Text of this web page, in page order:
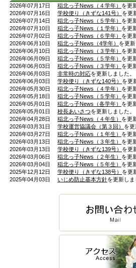
2026年07月17日 稲北っ子News（４学年） を更
2026年07月16日 学校便り（きずな141号） を更
2026年07月14日 稲北っ子News（５学年） を更
2026年07月10日 稲北っ子News（１学年） を更
2026年07月02日 稲北っ子News（６学年） を更
2026年06月10日 稲北っ子News（4学年） を更新
2026年06月10日 稲北っ子News（３学年） を更
2026年06月09日 稲北っ子News（５学年） を更
2026年06月03日 稲北っ子News（３学年） を更
2026年06月03日 非常時の対応を更新しました。
2026年06月03日 学校便り（きずな140号） を更
2026年05月30日 稲北っ子News（４学年） を更
2026年05月18日 稲北っ子News（５学年） を更
2026年05月01日 稲北っ子News（各学年） を更
2026年05月01日 校長あいさつを更新しました。
2026年04月28日 稲北っ子News（４年生） を更
2026年03月31日 学校運営協議会（第３回） を
2026年03月27日 稲北っ子News（１年生） を更
2026年03月13日 稲北っ子News（３年生） を更
2026年03月13日 学校便り（きずな139号） を更
2026年03月06日 稲北っ子News（２年生） を更
2026年03月04日 稲北っ子News（５年生） を更
2025年12月12日 学校便り（きずな138号） を更
2025年04月03日 いじめ防止基本方針を更新しま